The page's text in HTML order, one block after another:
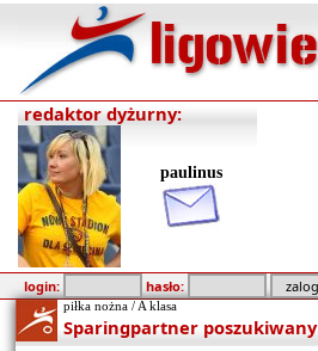
redaktor dyżurny:
paulinus
login: hasło:
piłka nożna / A klasa
Sparingpartner poszukiwany